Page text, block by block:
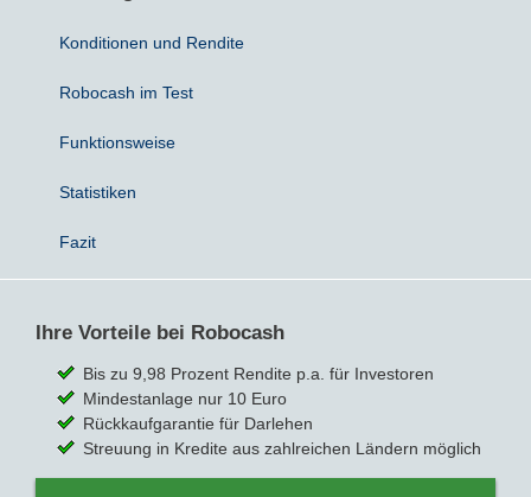
Konditionen und Rendite
Robocash im Test
Funktionsweise
Statistiken
Fazit
Ihre Vorteile bei Robocash
Bis zu 9,98 Prozent Rendite p.a. für Investoren
Mindestanlage nur 10 Euro
Rückkaufgarantie für Darlehen
Streuung in Kredite aus zahlreichen Ländern möglich